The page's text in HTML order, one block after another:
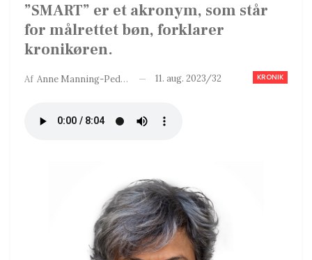
”SMART” er et akronym, som står
for målrettet bøn, forklarer
kronikøren.
KRONIK
Af Anne Manning-Pedersen 11. aug. 2023/32